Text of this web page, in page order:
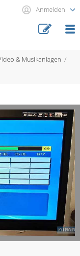
Anmelden
& Musikanlagen